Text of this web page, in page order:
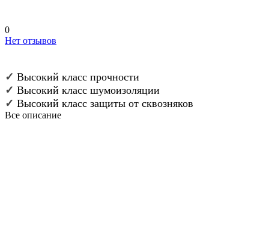
0
Нет отзывов
✓ Высокий класс прочности
✓ Высокий класс шумоизоляции
✓ Высокий класс защиты от сквозняков
Все описание